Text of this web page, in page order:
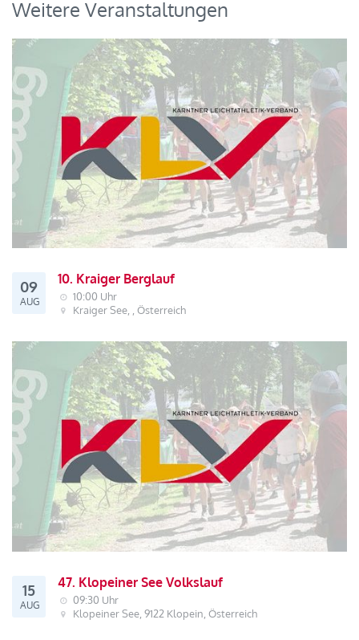
Weitere Veranstaltungen
09
AUG
10. Kraiger Berglauf
10:00 Uhr
Kraiger See, , Österreich
15
AUG
47. Klopeiner See Volkslauf
09:30 Uhr
Klopeiner See, 9122 Klopein, Österreich